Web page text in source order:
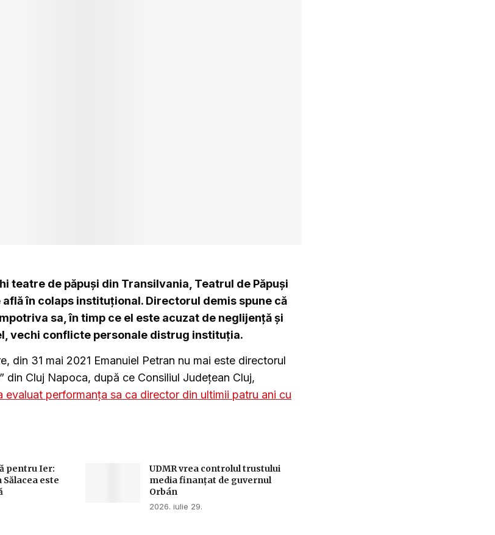
teatre de păpuși din Transilvania, Teatrul de Păpuși
află în colaps instituțional. Directorul demis spune că
sa, în timp ce el este acuzat de neglijență și
vechi conflicte personale distrug instituția.
din 31 mai 2021 Emanuiel Petran nu mai este directorul
din Cluj Napoca, după ce Consiliul Județean Cluj,
evaluat performanța sa ca director din ultimii patru ani cu
pentru Ier:
Sălacea este
UDMR vrea controlul trustului
media finanțat de guvernul
Orbán
2026. iulie 29.